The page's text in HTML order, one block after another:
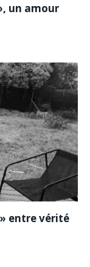
un amour
entre vérité